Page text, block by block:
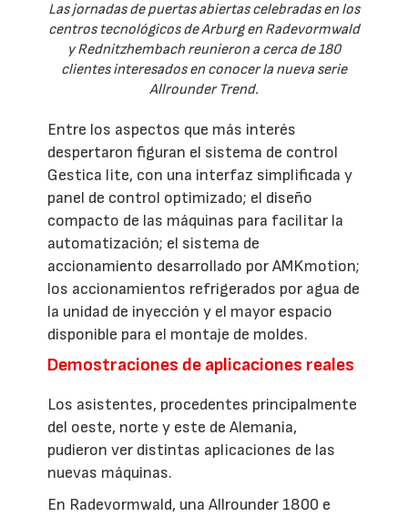
Las jornadas de puertas abiertas celebradas en los
centros tecnológicos de Arburg en Radevormwald
y Rednitzhembach reunieron a cerca de 180
clientes interesados en conocer la nueva serie
Allrounder Trend.
Entre los aspectos que más interés
despertaron figuran el sistema de control
Gestica lite, con una interfaz simplificada y
panel de control optimizado; el diseño
compacto de las máquinas para facilitar la
automatización; el sistema de
accionamiento desarrollado por AMKmotion;
los accionamientos refrigerados por agua de
la unidad de inyección y el mayor espacio
disponible para el montaje de moldes.
Demostraciones de aplicaciones reales
Los asistentes, procedentes principalmente
del oeste, norte y este de Alemania,
pudieron ver distintas aplicaciones de las
nuevas máquinas.
En Radevormwald, una Allrounder 1800 e